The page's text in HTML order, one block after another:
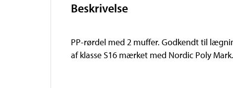
Beskrivelse
PP-rørdel med 2 muffer. Godkendt til
af klasse S16 mærket med Nordic Poly Mark.